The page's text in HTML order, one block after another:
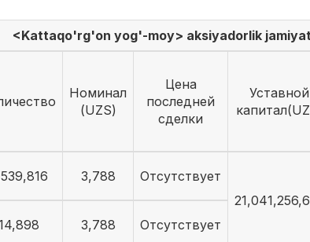
<Kattaqo'rg'on yog'-moy> aksiyadorlik
Номинал
(UZS)
Цена
последней
сделки
Уставной
3,788
Отсутствует
3,788 Отсутствует